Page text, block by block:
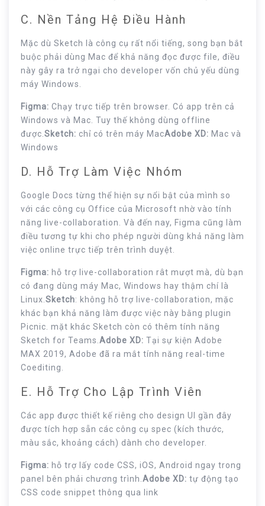
C. Nền Tảng Hệ Điều Hành
Mặc dù Sketch là công cụ rất nổi tiếng, song bạn bắt
buộc phải dùng Mac để khả năng đọc được file, điều
này gây ra trở ngại cho developer vốn chủ yếu dùng
máy Windows.
Figma: Chạy trực tiếp trên browser. Có app trên cả
Windows và Mac. Tuy thế không dùng offline
được. Sketch: chỉ có trên máy MacAdobe XD: Mac và
Windows
D. Hỗ Trợ Làm Việc Nhóm
Google Docs từng thể hiện sự nổi bật của mình so
với các công cụ Office của Microsoft nhờ vào tính
năng live-collaboration. Và đến nay, Figma cũng làm
điều tương tự khi cho phép người dùng khả năng làm
việc online trực tiếp trên trình duyệt.
Figma: hỗ trợ live-collaboration rât mượt mà, dù bạn
có đang dùng máy Mac, Windows hay thậm chí là
Linux. Sketch: không hỗ trợ live-collaboration, mặc
khác bạn khả năng làm được việc này bằng plugin
Picnic. mặt khác Sketch còn có thêm tính năng
Sketch for Teams. Adobe XD: Tại sự kiện Adobe
MAX 2019, Adobe đã ra mắt tính năng real-time
Coediting.
E. Hỗ Trợ Cho Lập Trình Viên
Các app được thiết kế riêng cho design UI gần đây
được tích hợp sẵn các công cụ spec (kích thước,
màu sắc, khoảng cách) dành cho developer.
Figma: hỗ trợ lấy code CSS, iOS, Android ngay trong
panel bên phải chương trình. Adobe XD: tự động tạo
CSS code snippet thông qua link